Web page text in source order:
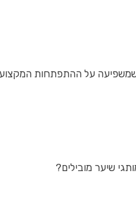
על ההתפתחות
שיער מובילים?